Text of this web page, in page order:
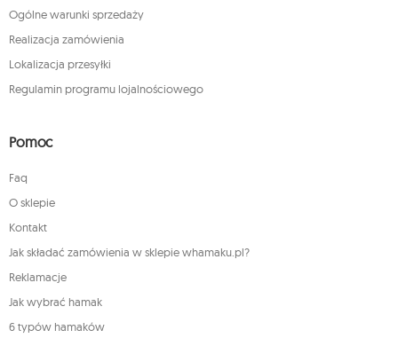
Ogólne warunki sprzedaży
Realizacja zamówienia
Lokalizacja przesyłki
Regulamin programu lojalnościowego
Pomoc
Faq
O sklepie
Kontakt
Jak składać zamówienia w sklepie whamaku.pl?
Reklamacje
Jak wybrać hamak
6 typów hamaków